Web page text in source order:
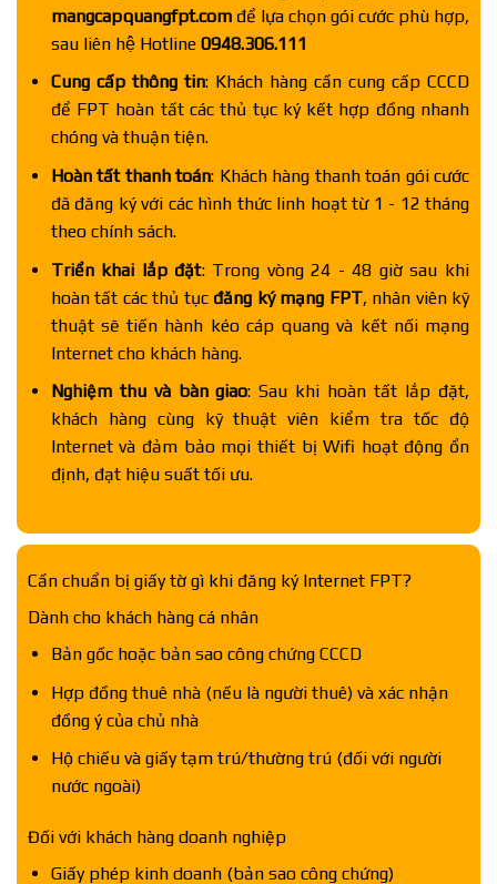
mangcapquangfpt.comđể lựa chọn gói cước phù hợp,
sau liên hệ Hotline 0948.306.111
Cung cấp thông tin: Khách hàng cần cung cấp CCCD
để FPT hoàn tất các thủ tục ký kết hợp đồng nhanh
chóng và thuận tiện.
Hoàn tất thanh toán: Khách hàng thanh toán gói cước
đã đăng ký với các hình thức linh hoạt từ 1 - 12 tháng
theo chính sách.
Triển khai lắp đặt: Trong vòng 24 - 48 giờ sau khi
hoàn tất các thủ tục đăng ký mạng FPT, nhân viên kỹ
thuật sẽ tiến hành kéo cáp quang và kết nối mạng
Internet cho khách hàng.
Nghiệm thu và bàn giao: Sau khi hoàn tất lắp đặt,
khách hàng cùng kỹ thuật viên kiểm tra tốc độ
Internet và đảm bảo mọi thiết bị Wifi hoạt động ổn
định, đạt hiệu suất tối ưu.
Cần chuẩn bị giấy tờ gì khi đăng ký Internet FPT?
Dành cho khách hàng cá nhân
Bản gốc hoặc bản sao công chứng CCCD
Hợp đồng thuê nhà (nếu là người thuê) và xác nhận
đồng ý của chủ nhà
Hộ chiếu và giấy tạm trú/thường trú (đối với người
nước ngoài)
Đối với khách hàng doanh nghiệp
Giấy phép kinh doanh (bản sao công chứng)